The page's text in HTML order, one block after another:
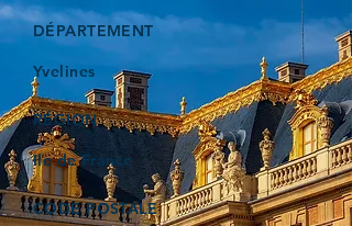
DÉPARTEMENT
Yvelines
RÉGION
Ile de France
CODE POSTALE